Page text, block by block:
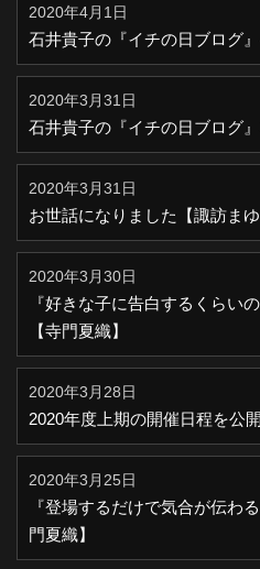
2020年4月1日
石井貴子の『イチの日ブログ
2020年3月31日
石井貴子の『イチの日ブログ
2020年3月31日
お世話になりました【諏訪まゆ
2020年3月30日
『好きな子に告白するくらい
【寺門夏織】
2020年3月28日
2020年度上期の開催日程を公
2020年3月25日
『登場するだけで気合が伝わ
門夏織】